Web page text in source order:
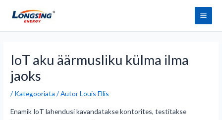
juurde
IoT aku äärmusliku külma ilma
jaoks
/ Kategooriata / AutorLouis Ellis
Enamik IoT lahendusi kavandatakse kontorites, testitakse